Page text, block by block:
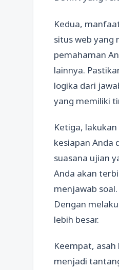
Kedua,
situs web yang
pemahaman
lainnya.
logika dari
yang memiliki
Ketiga,
kesiapan Anda
suasana ujian
Anda akan
menjawab
Dengan
lebih besar.
Keempat,
menjadi